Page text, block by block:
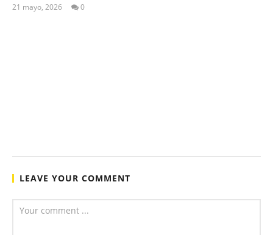
21 mayo, 2026
0
LEAVE YOUR COMMENT